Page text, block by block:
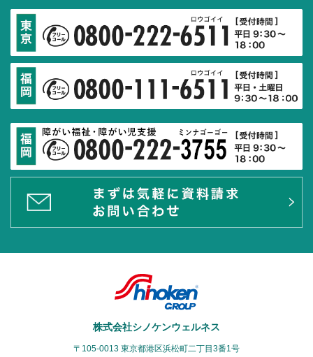
株式会社シノケンウェルネス
〒105-0013 東京都港区浜松町二丁目3番1号